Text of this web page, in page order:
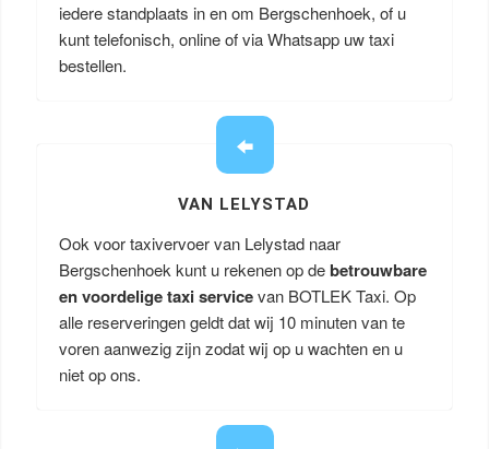
iedere standplaats in en om Bergschenhoek, of u
kunt telefonisch, online of via Whatsapp uw taxi
bestellen.
VAN LELYSTAD
Ook voor taxivervoer van Lelystad naar
Bergschenhoek kunt u rekenen op debetrouwbare
en voordelige taxi servicevan BOTLEK Taxi. Op
alle reserveringen geldt dat wij 10 minuten van te
voren aanwezig zijn zodat wij op u wachten en u
niet op ons.